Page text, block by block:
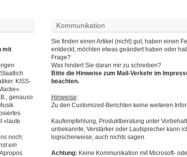
mit
KISS-
genauso
»laute
noch:
ein
Apropos
Kommunikation
Sie finden einen Artikel (nicht) gut, haben einen
entdeckt, möchten etwas geändert haben oder
Frage?
Was hindert Sie daran mir zu schreiben?
Bitte die Hinweise zum Mail-Verkehr im
beachten.
Hinweise:
Zu den Customized-Berichten keine weiteren
Kaufempfehlung, Produktberatung unter
unbekannte, Verstärker oder Lautsprecher kann
logischerweise, auch nichts sagen.
Achtung: Keine Kommunikation mit Microsoft-